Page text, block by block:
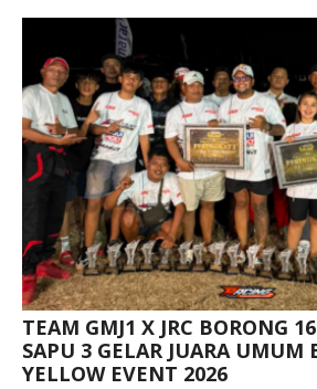
TEAM GMJ1 X JRC BORONG
SAPU 3 GELAR JUARA UMUM
YELLOW EVENT 2026